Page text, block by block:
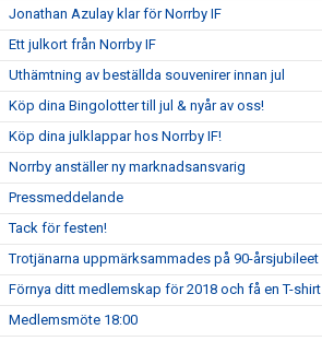
Jonathan Azulay klar för Norrby IF
Ett julkort från Norrby IF
Uthämtning av beställda souvenirer innan jul
Köp dina Bingolotter till jul & nyår av oss!
Köp dina julklappar hos Norrby IF!
Norrby anställer ny marknadsansvarig
Pressmeddelande
Tack för festen!
Trotjänarna uppmärksammades på 90-årsjubileet
Förnya ditt medlemskap för 2018 och få en T-shirt
Medlemsmöte 18:00